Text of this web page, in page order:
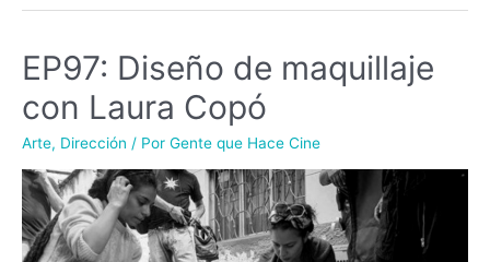
EP97: Diseño de maquillaje
con Laura Copó
Arte, Dirección / Por Gente que Hace Cine